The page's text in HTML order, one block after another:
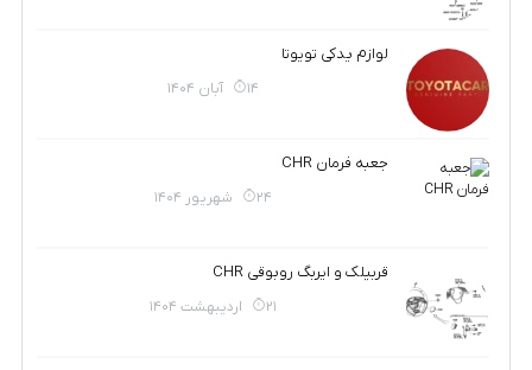
لوازم یدکی تویوتا
14 آبان 1404
جعبه فرمان CHR
24 شهریور 1404
قربیلک و ایربگ روبوقی CHR
21 اردیبهشت 1404